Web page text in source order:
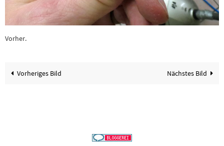
Vorher.
Vorheriges Bild Nächstes Bild